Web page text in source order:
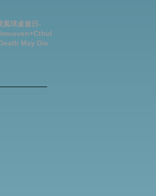
風球桌遊日-
May Die